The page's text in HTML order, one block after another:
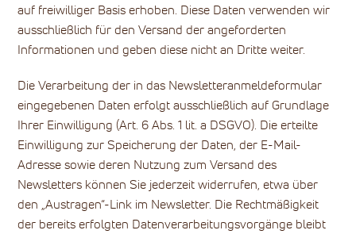
auf freiwilliger Basis erhoben. Diese Daten verwenden wir
ausschließlich für den Versand der angeforderten
Informationen und geben diese nicht an Dritte weiter.
Die Verarbeitung der in das Newsletteranmeldeformular
eingegebenen Daten erfolgt ausschließlich auf Grundlage
Ihrer Einwilligung (Art. 6 Abs. 1 lit. a DSGVO). Die erteilte
Einwilligung zur Speicherung der Daten, der E-Mail-
Adresse sowie deren Nutzung zum Versand des
Newsletters können Sie jederzeit widerrufen, etwa über
den „Austragen“-Link im Newsletter. Die Rechtmäßigkeit
der bereits erfolgten Datenverarbeitungsvorgänge bleibt